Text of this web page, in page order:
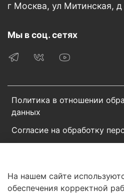
Политика в отношении
данных
Согласие на обработку
г Москва, ул Митинская, д
Мы в соц. сетях
На нашем сайте
обеспечения корректной